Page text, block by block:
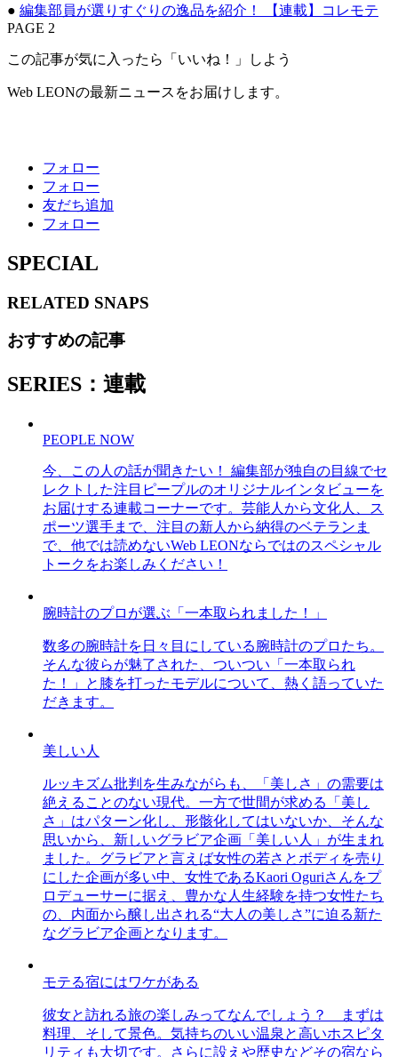
● 編集部員が選りすぐりの逸品を紹介！ 【連載】コレモテ
PAGE 2
この記事が気に入ったら「いいね！」しよう
Web LEONの最新ニュースをお届けします。
フォロー
フォロー
友だち追加
フォロー
SPECIAL
RELATED SNAPS
おすすめの記事
SERIES：連載
PEOPLE NOW
今、この人の話が聞きたい！ 編集部が独自の目線でセ
レクトした注目ピープルのオリジナルインタビューを
お届けする連載コーナーです。芸能人から文化人、ス
ポーツ選手まで、注目の新人から納得のベテランま
で、他では読めないWeb LEONならではのスペシャル
トークをお楽しみください！
腕時計のプロが選ぶ「一本取られました！」
数多の腕時計を日々目にしている腕時計のプロたち。
そんな彼らが魅了された、ついつい「一本取られ
た！」と膝を打ったモデルについて、熱く語っていた
だきます。
美しい人
ルッキズム批判を生みながらも、「美しさ」の需要は
絶えることのない現代。一方で世間が求める「美し
さ」はパターン化し、形骸化してはいないか、そんな
思いから、新しいグラビア企画「美しい人」が生まれ
ました。グラビアと言えば女性の若さとボディを売り
にした企画が多い中、女性であるKaori Oguriさんをプ
ロデューサーに据え、豊かな人生経験を持つ女性たち
の、内面から醸し出される“大人の美しさ”に迫る新た
なグラビア企画となります。
モテる宿にはワケがある
彼女と訪れる旅の楽しみってなんでしょう？ まずは
料理、そして景色。気持ちのいい温泉と高いホスピタ
リティも大切です。さらに設えや歴史などその宿なら